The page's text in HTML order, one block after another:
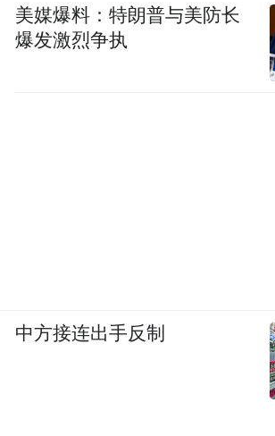
美媒爆料：特朗普与美防长
爆发激烈争执
中方接连出手反制